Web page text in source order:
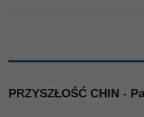
PRZYSZŁOŚĆ CHIN -